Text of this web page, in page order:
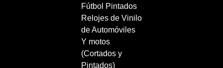
Fútbol Pintados
Relojes de Vinilo
de Automóviles
Y motos
(Cortados y
Pintados)